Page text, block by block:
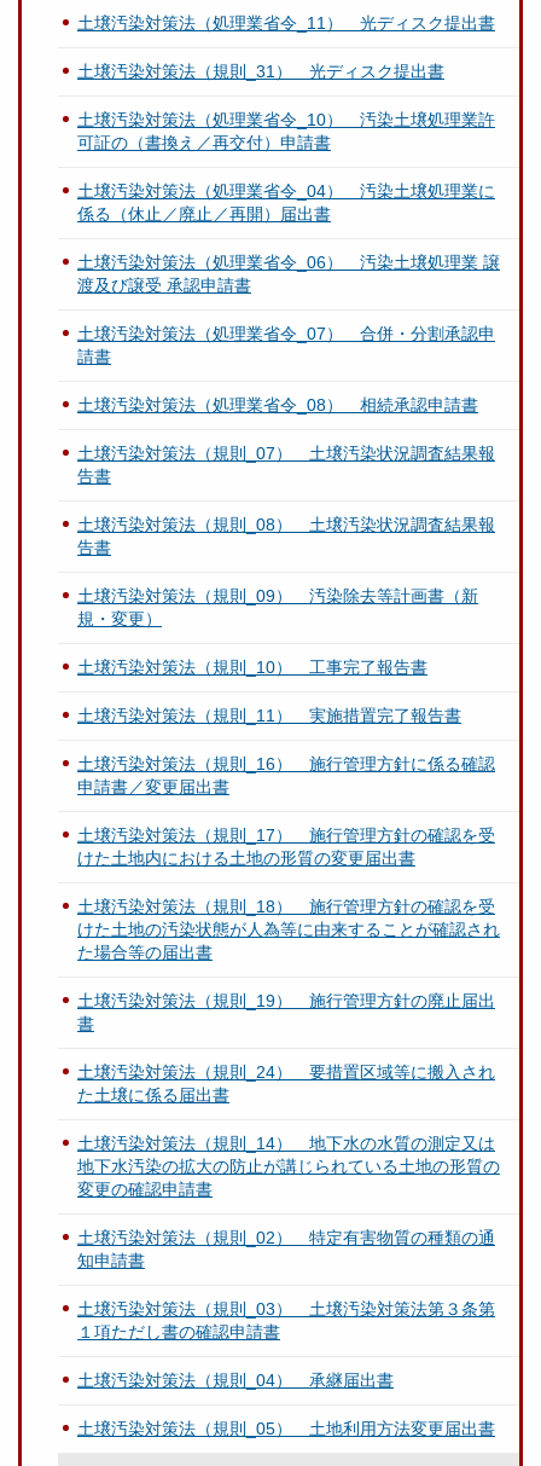
土壌汚染対策法（処理業省令_11） 光ディスク提出書
土壌汚染対策法（規則_31） 光ディスク提出書
土壌汚染対策法（処理業省令_10） 汚染土壌処理業許
可証の（書換え／再交付）申請書
土壌汚染対策法（処理業省令_04） 汚染土壌処理業に
係る（休止／廃止／再開）届出書
土壌汚染対策法（処理業省令_06） 汚染土壌処理業 譲
渡及び譲受 承認申請書
土壌汚染対策法（処理業省令_07） 合併・分割承認申
請書
土壌汚染対策法（処理業省令_08） 相続承認申請書
土壌汚染対策法（規則_07） 土壌汚染状況調査結果報
告書
土壌汚染対策法（規則_08） 土壌汚染状況調査結果報
告書
土壌汚染対策法（規則_09） 汚染除去等計画書（新
規・変更）
土壌汚染対策法（規則_10） 工事完了報告書
土壌汚染対策法（規則_11） 実施措置完了報告書
土壌汚染対策法（規則_16） 施行管理方針に係る確認
申請書／変更届出書
土壌汚染対策法（規則_17） 施行管理方針の確認を受
けた土地内における土地の形質の変更届出書
土壌汚染対策法（規則_18） 施行管理方針の確認を受
けた土地の汚染状態が人為等に由来することが確認され
た場合等の届出書
土壌汚染対策法（規則_19） 施行管理方針の廃止届出
書
土壌汚染対策法（規則_24） 要措置区域等に搬入され
た土壌に係る届出書
土壌汚染対策法（規則_14） 地下水の水質の測定又は
地下水汚染の拡大の防止が講じられている土地の形質の
変更の確認申請書
土壌汚染対策法（規則_02） 特定有害物質の種類の通
知申請書
土壌汚染対策法（規則_03） 土壌汚染対策法第３条第
１項ただし書の確認申請書
土壌汚染対策法（規則_04） 承継届出書
土壌汚染対策法（規則_05） 土地利用方法変更届出書